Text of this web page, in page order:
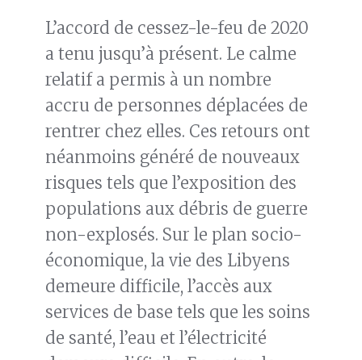
L’accord de cessez-le-feu de 2020
a tenu jusqu’à présent. Le calme
relatif a permis à un nombre
accru de personnes déplacées de
rentrer chez elles. Ces retours ont
néanmoins généré de nouveaux
risques tels que l’exposition des
populations aux débris de guerre
non-explosés. Sur le plan socio-
économique, la vie des Libyens
demeure difficile, l’accès aux
services de base tels que les soins
de santé, l’eau et l’électricité